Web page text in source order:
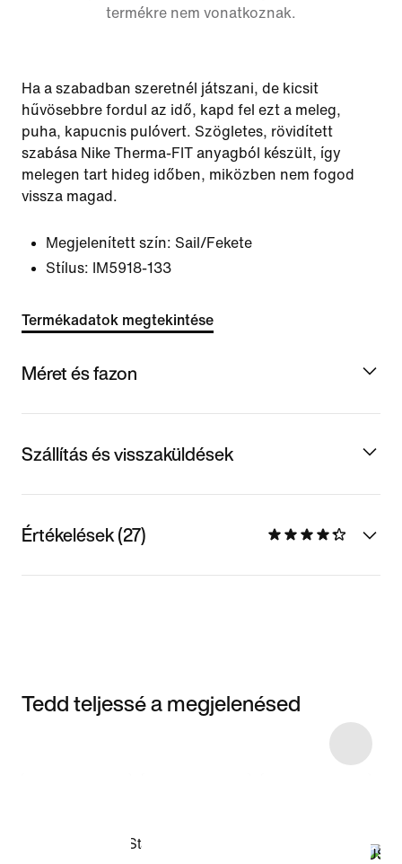
termékre nem vonatkoznak.
Ha a szabadban szeretnél játszani, de kicsit
hűvösebbre fordul az idő, kapd fel ezt a meleg,
puha, kapucnis pulóvert. Szögletes, rövidített
szabása Nike Therma-FIT anyagból készült, így
melegen tart hideg időben, miközben nem fogod
vissza magad.
Megjelenített szín: Sail/Fekete
Stílus:
IM5918-133
Termékadatok megtekintése
Méret és fazon
Szállítás és visszaküldések
Értékelések (27)
Tedd teljessé a megjelenésed